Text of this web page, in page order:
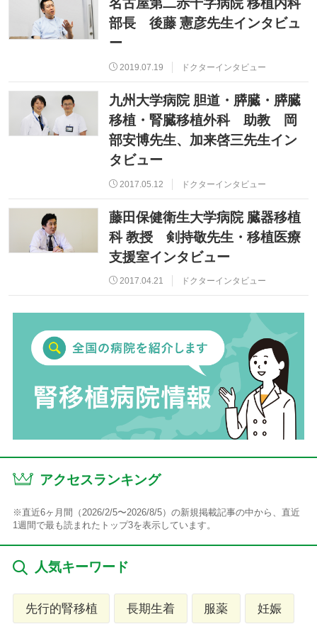
名古屋第二赤十字病院 移植内科
部長 後藤 憲彦先生インタビュ
ー
2019.07.19 ドクターインタビュー
九州大学病院 胆道・膵臓・膵臓
移植・腎臓移植外科 助教 岡
部安博先生、加来啓三先生イン
タビュー
2017.05.12 ドクターインタビュー
藤田保健衛生大学病院 臓器移植
科 教授 剣持敬先生・移植医療
支援室インタビュー
2017.04.21 ドクターインタビュー
アクセスランキング
※直近6ヶ月間（2026/2/5〜2026/8/5）の新規掲載記事の中から、直近
1週間で最も読まれたトップ3を表示しています。
人気キーワード
先行的腎移植 長期生着 服薬 妊娠